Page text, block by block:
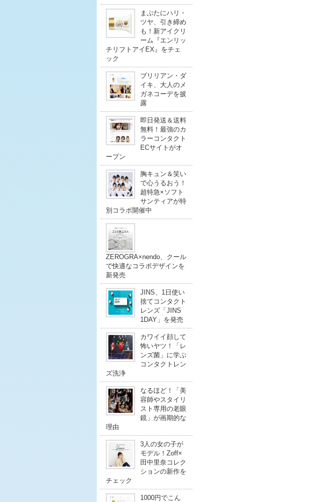
まぶたにハリ・
ツヤ、引き締め
も！新アイクリ
ーム『エンリッ
チリフトアイEX』をチェ
ック
ブリリアン・ダ
イキ、大人のメ
ガネコーデを披
露
即日発送＆送料
無料！最強のカ
ラーコンタクト
ECサイトがオ
ープン
胸キュン＆笑い
で心うるおう！
超特急×ソフト
サンティアが特
別コラボ開催中
ZEROGRA×nendo、クール
で快適なコラボデザインを
新発売
JINS、1日使い
捨てコンタクト
レンズ「JINS
1DAY」を発売
カワイイ顔して
怖いヤツ！「レ
ンズ菌」に学ぶ
コンタクトレン
ズ洗浄
なるほど！「美
容師やスタイリ
スト専用の老眼
鏡」が画期的な
理由
3人の女の子が
モデル！Zoff×
田中里奈コレク
ションの新作を
チェック
1000円でこん